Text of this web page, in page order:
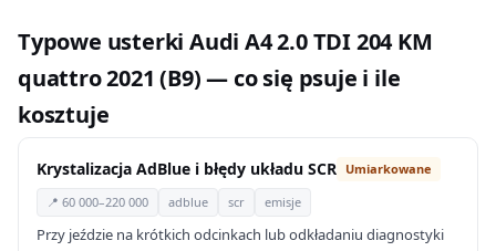
Typowe usterki Audi A4 2.0 TDI 204 KM
quattro 2021 (B9) — co się psuje i ile
kosztuje
Krystalizacja AdBlue i błędy układu SCR Umiarkowane
📍 60 000–220 000 adblue scr emisje
Przy jeździe na krótkich odcinkach lub odkładaniu diagnostyki